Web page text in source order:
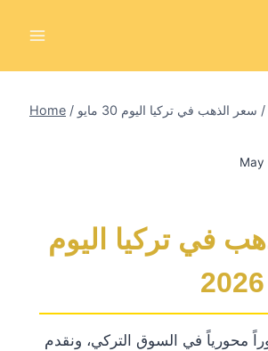
Home / /
سعر الذهب في تركيا اليوم 30 مايو
May
في تركيا اليوم
محورياً في السوق التركي، ونقدم